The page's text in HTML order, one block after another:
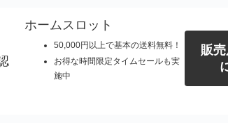
ホームスロット
50,000円以上で基本の送料無料！
お得な時間限定タイムセールも実
施中
販